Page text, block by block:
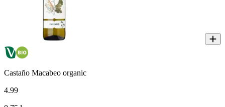
Castaño Macabeo organic
4.99